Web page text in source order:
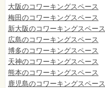
大阪のコワーキングスペース
梅田のコワーキングスペース
新大阪のコワーキングスペース
広島のコワーキングスペース
博多のコワーキングスペース
天神のコワーキングスペース
熊本のコワーキングスペース
鹿児島のコワーキングスペース